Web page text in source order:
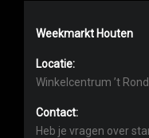
Weekmarkt Houten
Locatie:
Winkelcentrum ’t
Contact:
Heb je vragen over